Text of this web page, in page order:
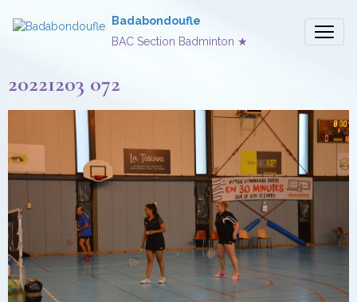
Badabondoufle
BAC Section Badminton ★
20221203 072